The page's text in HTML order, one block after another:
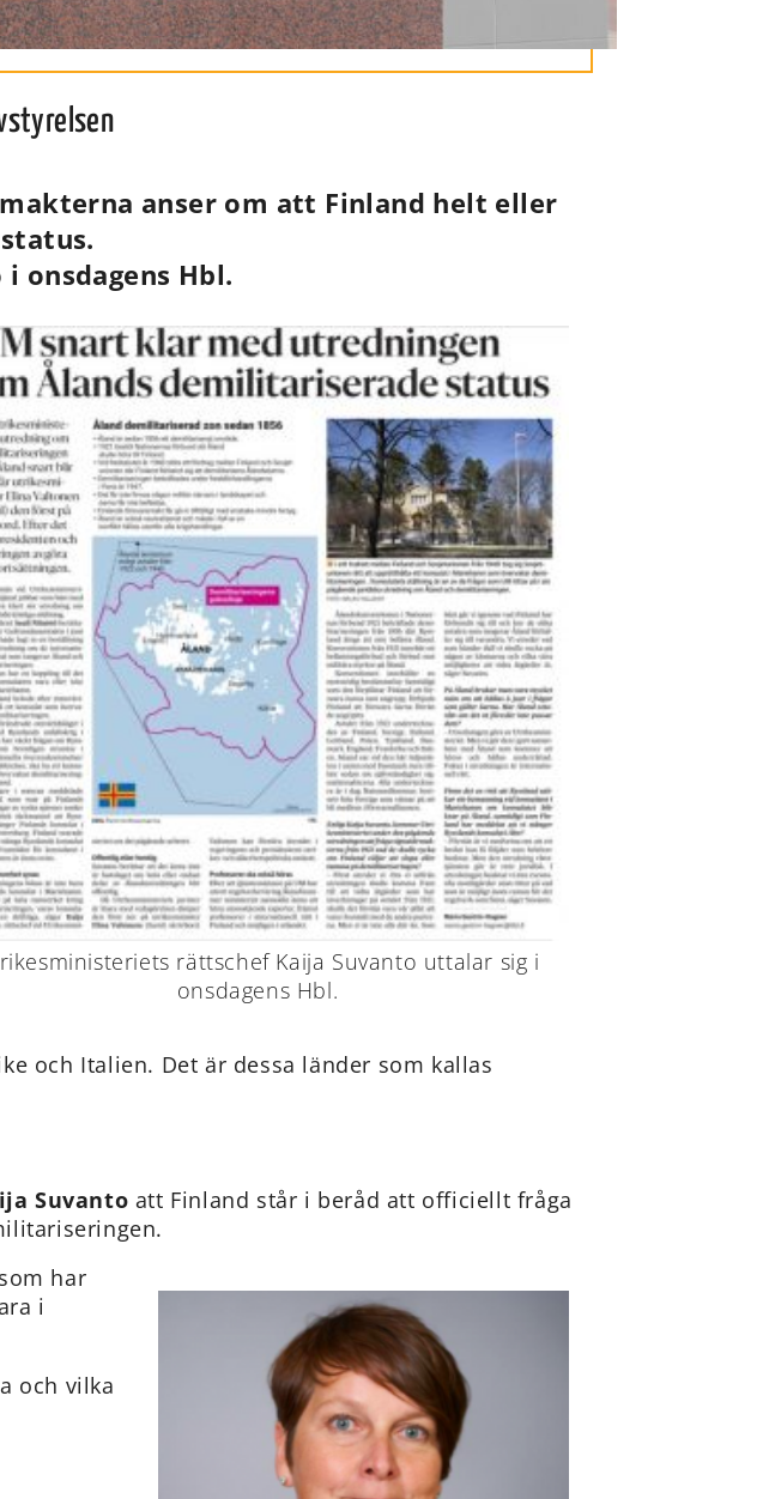
anser om att Finland helt eller
onsdagens Hbl.
rättschef Kaija Suvanto uttalar sig i
onsdagens Hbl.
och Italien. Det är dessa länder som kallas
Suvanto att Finland står i beråd att officiellt fråga
har
i
och vilka